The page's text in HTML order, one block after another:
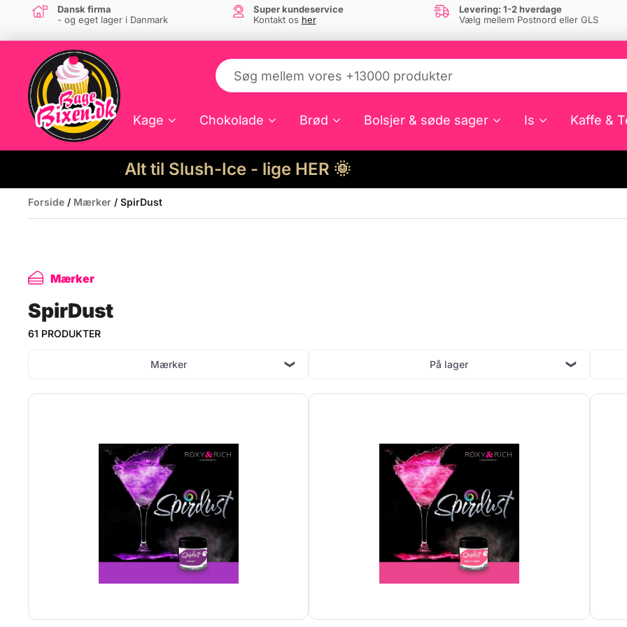
Dansk firma
- og eget lager i Danmark
Super kundeservice
Kontakt os her
Levering: 1-2 hverdage
Vælg mellem Postnord eller GLS
Kage Chokolade Brød Bolsjer & søde sager Is Kaffe &
Alt til Slush-Ice - lige HER 🌞
Forside / Mærker / SpirDust
Mærker
SpirDust
61 PRODUKTER
Mærker På lager